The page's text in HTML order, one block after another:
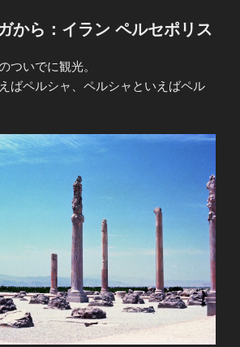
から：イラン ペルセポリス
ついでに観光。
ばペルシャ、ペルシャといえばペル